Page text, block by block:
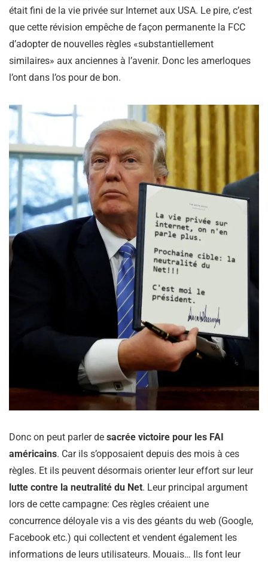
était fini de la vie privée sur Internet aux USA. Le pire, c’est
que cette révision empêche de façon permanente la FCC
d’adopter de nouvelles règles «substantiellement
similaires» aux anciennes à l’avenir. Donc les amerloques
l’ont dans l’os pour de bon.
Donc on peut parler de sacrée victoire pour les FAI
américains. Car ils s’opposaient depuis des mois à ces
règles. Et ils peuvent désormais orienter leur effort sur leur
lutte contre la neutralité du Net. Leur principal argument
lors de cette campagne: Ces règles créaient une
concurrence déloyale vis a vis des géants du web (Google,
Facebook etc.) qui collectent et vendent également les
informations de leurs utilisateurs. Mouais… Ils font leur